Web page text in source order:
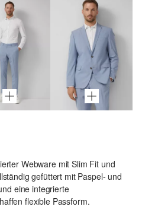
Webware mit Slim Fit und
gefüttert mit Paspel- und
eine integrierte
flexible Passform.